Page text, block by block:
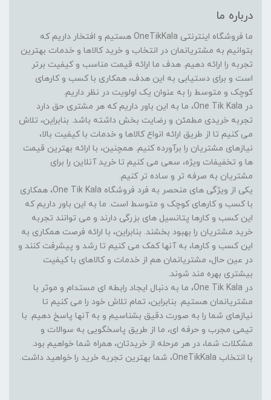
درباره ما
ما فروشگاه اینترنتی OneTikKala هستیم و افتخار داریم که
بتوانیم به مشتریانمان در انتخاب و خرید کالاها و خدمات بهترین
تجربه را ارائه دهیم. هدف ما ارائه قیمت مناسب و کیفیت برتر
است و برای دستیابی به این هدف، همکاری با کسب و کارهای
کوچک و متوسط را به عنوان یک اولویت در نظر داریم.
در One Tik Kala، ما به این باور داریم که هر مشتری حق دارد
تجربه خریدی مطمئن و رضایت بخش داشته باشد. بنابراین، تلاش
می کنیم تا از طریق ارائه انواع کالاها و خدمات با کیفیت بالا،
نیازهای مشتریان را برآورده کنیم. همچنین، با ارائه بهترین قیمت
ها و تخفیفات ویژه، سعی می کنیم تا خرید آنلاین را برای
مشتریان به صرفه تر و ساده تر کنیم.
یکی از ویژگی های منحصر به فرد فروشگاه One Tik Kala، همکاری
با کسب و کارهای کوچک و متوسط است. ما به این باور داریم که
این کسب و کارها پتانسیل های بزرگی دارند و می توانند تجربه
خرید مشتریان را بهبود بخشند. بنابراین، با ارائه فرصت همکاری به
این کسب و کارها، به آنها کمک می کنیم تا رشد و پیشرفت کنند و
در عین حال، مشتریانمان هم از خدمات و کالاهای با کیفیت
بیشتری بهره مند شوند.
در One Tik Kala، ما به دنبال ایجاد رابطه ای مستدام و موثر با
مشتریانمان هستیم. بنابراین، تمام تلاش خود را می کنیم تا
نیازهای شما را به صورت دقیق بشناسیم و به آنها پاسخ دهیم. با
تیمی مجرب و حرفه ای، ما از طریق پاسخگویی به سوالات و
مشکلات شما، در هر مرحله از خریدتان، همراه شما خواهیم بود.
با انتخاب OneTikKala، شما بهترین تجربه خرید را خواهید داشت.